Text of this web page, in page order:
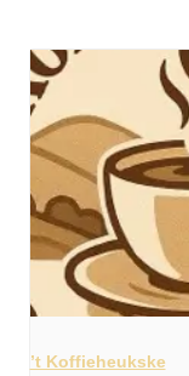
’t Koffieheukske